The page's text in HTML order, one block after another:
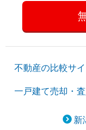
不動産の比較サ
一戸建て売却・
新